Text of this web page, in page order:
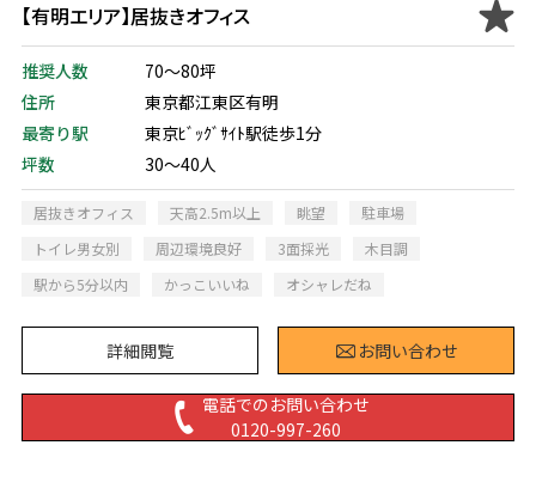
【有明エリア】居抜きオフィス
推奨人数
70～80坪
住所
東京都江東区有明
最寄り駅
東京ﾋﾞｯｸﾞｻｲﾄ駅徒歩1分
坪数
30～40人
居抜きオフィス 天高2.5m以上 眺望
駐車場
トイレ男女別
周辺環境良好 3面採光
木目調
駅から5分以内
かっこいいね オシャレだね
詳細閲覧 お問い合わせ
電話でのお問い合わせ
0120-997-260